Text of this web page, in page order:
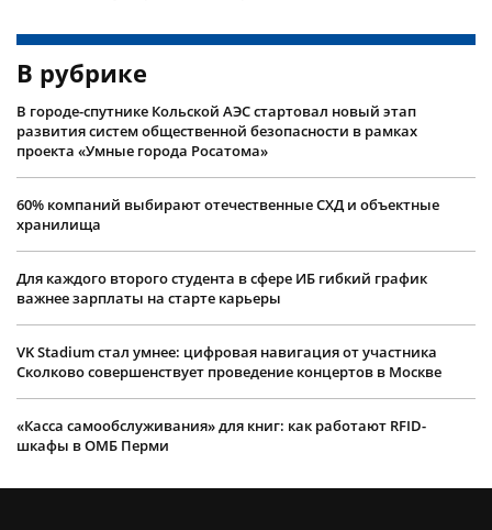
В рубрике
В городе-спутнике Кольской АЭС стартовал новый этап
развития систем общественной безопасности в рамках
проекта «Умные города Росатома»
60% компаний выбирают отечественные СХД и объектные
хранилища
Для каждого второго студента в сфере ИБ гибкий график
важнее зарплаты на старте карьеры
VK Stadium стал умнее: цифровая навигация от участника
Сколково совершенствует проведение концертов в Москве
«Касса самообслуживания» для книг: как работают RFID-
шкафы в ОМБ Перми